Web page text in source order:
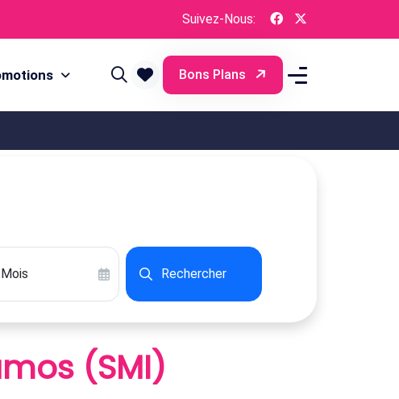
Suivez-Nous:
Bons Plans
Rechercher
(SMI)